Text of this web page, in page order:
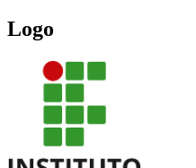
Logo